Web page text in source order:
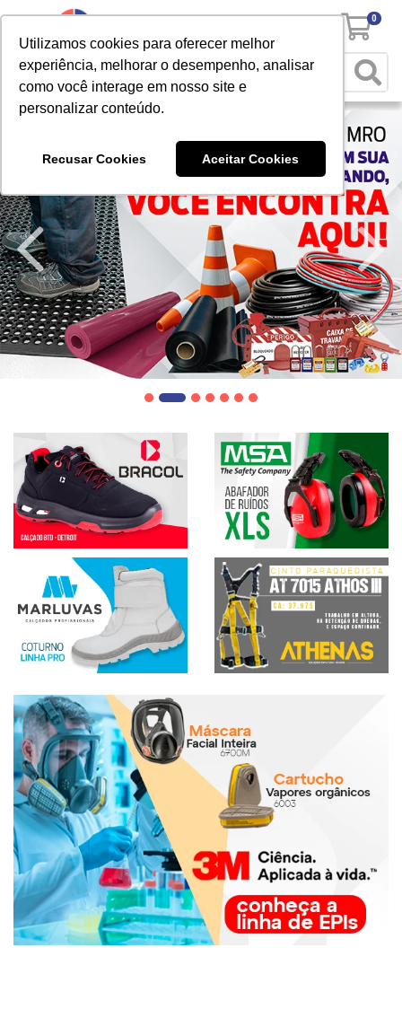
Utilizamos cookies para oferecer melhor
experiência, melhorar o desempenho, analisar
como você interage em nosso site e
personalizar conteúdo.
Recusar Cookies Aceitar Cookies
0